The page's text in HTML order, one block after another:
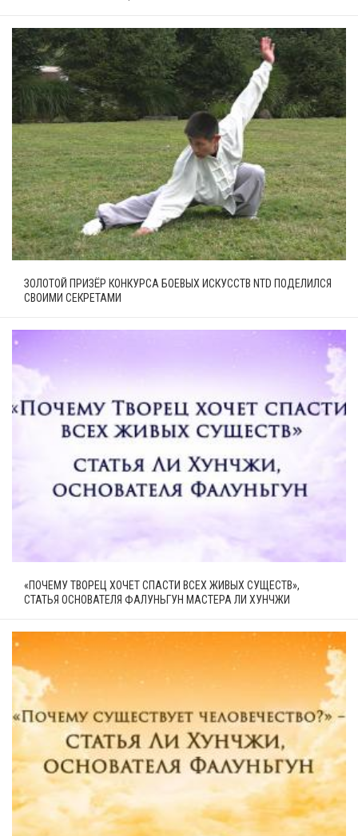
ЗОЛОТОЙ ПРИЗЁР КОНКУРСА БОЕВЫХ ИСКУССТВ NTD ПОДЕЛИЛСЯ
СВОИМИ СЕКРЕТАМИ
«ПОЧЕМУ ТВОРЕЦ ХОЧЕТ СПАСТИ ВСЕХ ЖИВЫХ СУЩЕСТВ»,
СТАТЬЯ ОСНОВАТЕЛЯ ФАЛУНЬГУН МАСТЕРА ЛИ ХУНЧЖИ